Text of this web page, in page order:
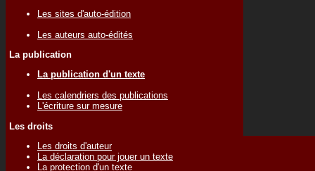
Les sites d'auto-édition
Les auteurs auto-édités
La publication
La publication d'un texte
Les calendriers des publications
L'écriture sur mesure
Les droits
Les droits d'auteur
La déclaration pour jouer un texte
La protection d'un texte